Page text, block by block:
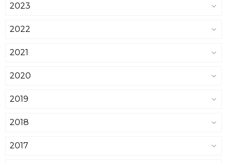
2023
2022
2021
2020
2019
2018
2017